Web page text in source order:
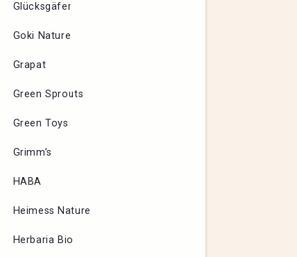
Glücksgäfer
Goki Nature
Grapat
Green Sprouts
Green Toys
Grimm’s
HABA
Heimess Nature
Herbaria Bio